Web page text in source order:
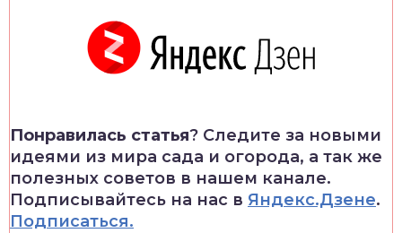
Понравилась статья? Следите за новыми
идеями из мира сада и огорода, а так же
полезных советов в нашем канале.
Подписывайтесь на нас в Яндекс.Дзене.
Подписаться.